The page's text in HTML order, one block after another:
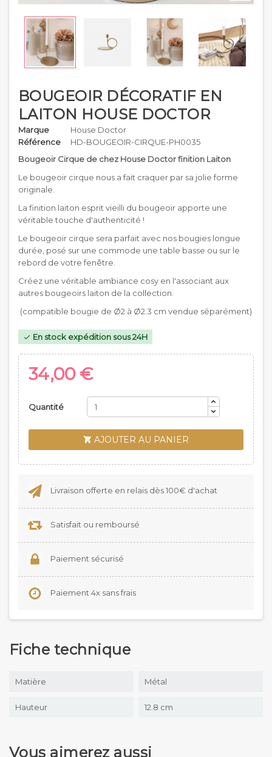
BOUGEOIR DÉCORATIF EN
LAITON HOUSE DOCTOR
Marque
House Doctor
Référence
HD-BOUGEOIR-CIRQUE-PH0035
Bougeoir Cirque de chez House Doctor finition Laiton
Le bougeoir cirque nous a fait craquer par sa jolie forme
originale.
La finition laiton esprit vieilli du bougeoir apporte une
véritable touche d'authenticité !
Le bougeoir cirque sera parfait avec nos bougies longue
durée, posé sur une commode une table basse ou sur le
rebord de votre fenêtre.
Créez une véritable ambiance cosy en l'associant aux
autres bougeoirs laiton de la collection.
(compatible bougie de Ø2 à Ø2.3 cm vendue séparément)
 En stock expédition sous 24H
34,00 €
Quantité
 AJOUTER AU PANIER
Livraison offerte en relais dès 100€ d'achat
Satisfait ou remboursé
Paiement sécurisé
Paiement 4x sans frais
Fiche technique
Matière Métal
Hauteur 12.8 cm
Vous aimerez aussi